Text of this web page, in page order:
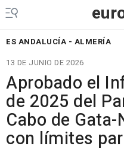
ES ANDALUCÍA - ALMERÍA
13 DE JUNIO DE 2026
Aprobado el
de 2025 del
Cabo de
con límites